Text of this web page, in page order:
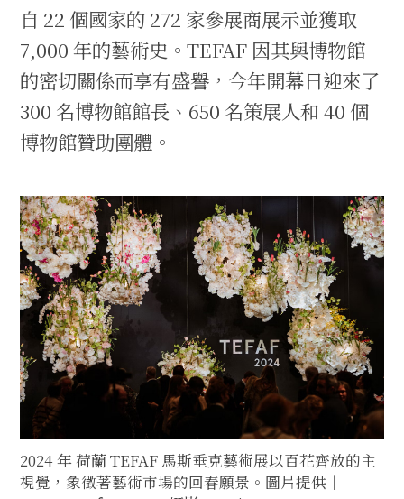
自 22 個國家的 272 家參展商展示並獲取
7,000 年的藝術史。TEFAF 因其與博物館
的密切關係而享有盛譽，今年開幕日迎來了
300 名博物館館長、650 名策展人和 40 個
博物館贊助團體。
2024 年 荷蘭 TEFAF 馬斯垂克藝術展以百花齊放的主
視覺，象徵著藝術市場的回春願景。圖片提供｜